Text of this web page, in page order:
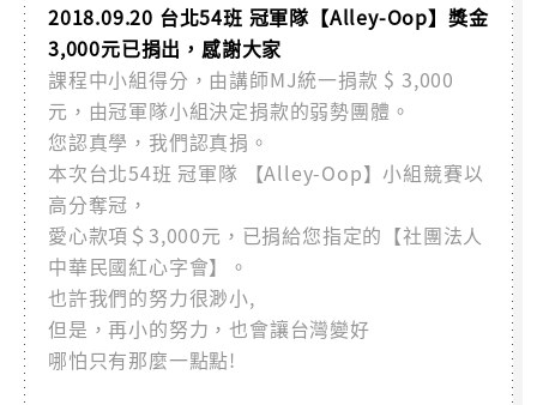
2018.09.20 台北54班 冠軍隊【Alley-Oop】獎金
3,000元已捐出，感謝大家
課程中小組得分，由講師MJ統一捐款 $ 3,000
元，由冠軍隊小組決定捐款的弱勢團體。
您認真學，我們認真捐。
本次台北54班 冠軍隊 【Alley-Oop】小組競賽以
高分奪冠，
愛心款項＄3,000元，已捐給您指定的【社團法人
中華民國紅心字會】。
也許我們的努力很渺小,
但是，再小的努力，也會讓台灣變好
哪怕只有那麼一點點!